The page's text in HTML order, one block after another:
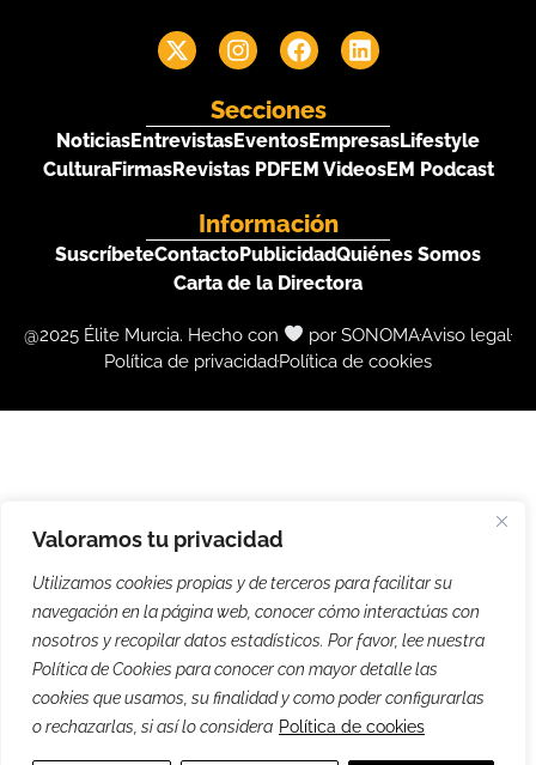
Valoramos tu privacidad
Utilizamos cookies propias y de terceros para facilitar su
navegación en la página web, conocer cómo interactúas con
nosotros y recopilar datos estadísticos. Por favor, lee nuestra
Política de Cookies para conocer con mayor detalle las
cookies que usamos, su finalidad y como poder configurarlas
o rechazarlas, si así lo considera Política de cookies
Secciones
NoticiasEntrevistasEventosEmpresasLifestyle
CulturaFirmasRevistas PDFEM VideosEM Podcast
Información
SuscríbeteContactoPublicidadQuiénes Somos
Carta de la Directora
@2025 Élite Murcia. Hecho con por SONOMAAviso legal
Política de privacidadPolítica de cookies